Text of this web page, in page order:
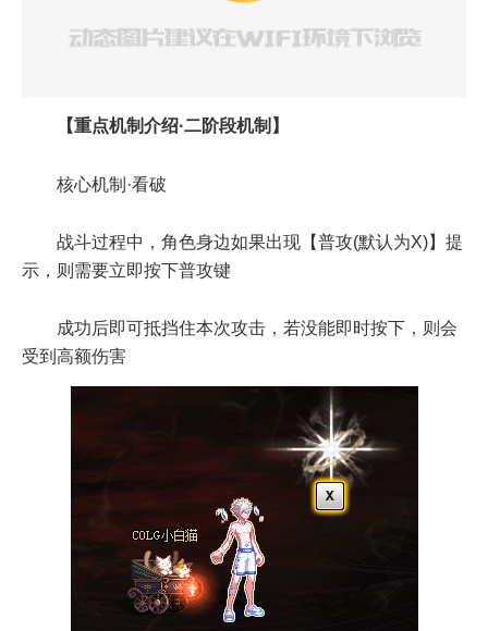
战斗过程中，角色身边如果出现【普攻(默认为X)】提
成功后即可抵挡住本次攻击，若没能即时按下，则会